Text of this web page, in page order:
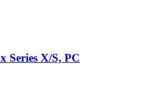
Series X/S, PC